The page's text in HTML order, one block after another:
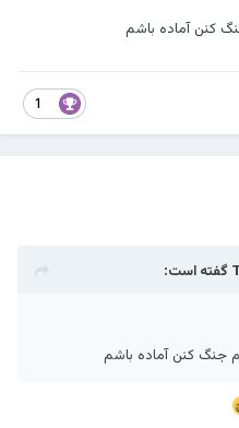
کنن آماده باشم
گفته است:
جنگ کنن آماده باشم